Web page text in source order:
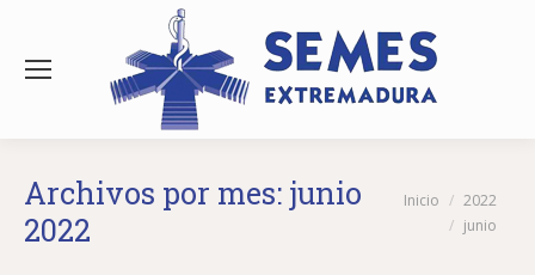
Archivos por mes: junio
2022
Estás aquí:
Inicio
2022
junio